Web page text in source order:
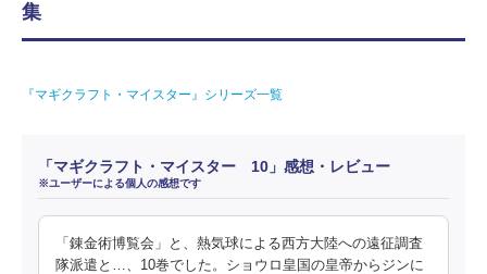
集
『マギクラフト・マイスター』シリーズ一覧
「マギクラフト・マイスター 10」感想・レビュー
※ユーザーによる個人の感想です
「錬金術博覧会」と、熱気球による西方大陸への遠征調査
隊派遣と…、10巻でした。ショウロ皇国の皇帝からジンに